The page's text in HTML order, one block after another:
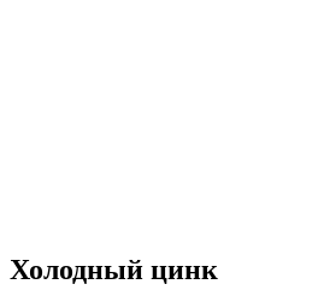
Холодный цинк